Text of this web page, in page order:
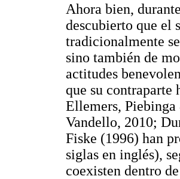
Ahora bien,
descubierto que el
tradicionalmente
sino también de
actitudes
que su contraparte
Ellemers,
Vandello, 2010;
Fiske (1996) han
siglas en inglés),
coexisten dentro